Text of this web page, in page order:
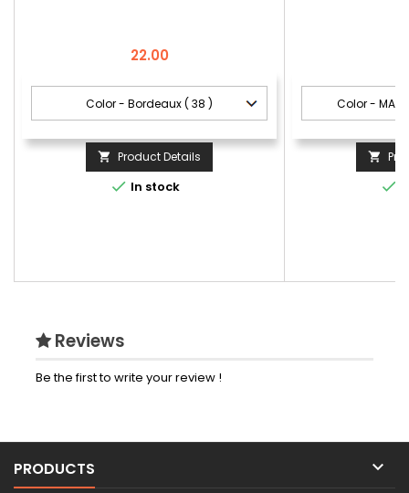
Price
22.00
 Product Details
 In stock


Reviews
Be the first to write your review !
PRODUCTS 